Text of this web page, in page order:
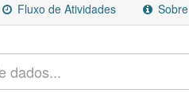
Fluxo de Atividades Sobre